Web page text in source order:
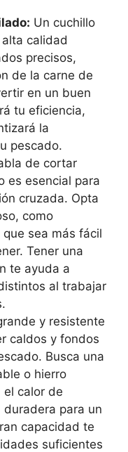
Un cuchillo
calidad
precisos,
de la carne de
en un buen
tu eficiencia,
la
pescado.
de cortar
es esencial para
cruzada. Opta
como
sea más fácil
Tener una
te ayuda a
al trabajar
y resistente
caldos y fondos
Busca una
o hierro
calor de
duradera para un
capacidad te
suficientes